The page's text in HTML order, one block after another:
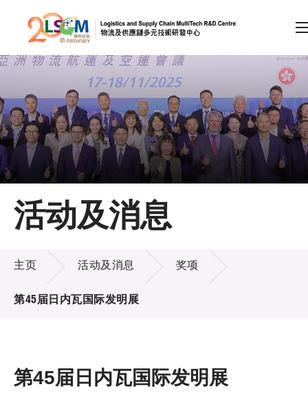
跳到内容（按回车键）
会员登录
A A EN 繁 简
主页
关于LSCM
技术商品化
项目及资助计划
活动及消息
活动及消息
主页 活动及消息 奖项
第45届日内瓦国际发明展
第45届日内瓦国际发明展